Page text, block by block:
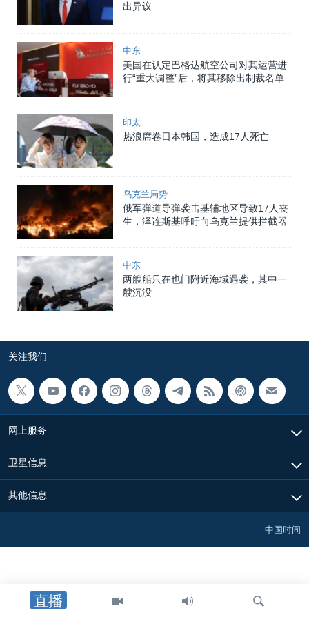
直播
出异议
中东
美国在认定巴格达航空公司对其运营进
行“重大调整”后，将其移除出制裁名单
印太
热浪席卷日本韩国，造成17人死亡
乌克兰局势
俄军弹道导弹袭击基辅地区导致17人丧
生，泽连斯基呼吁向乌克兰提供拦截器
中东
两艘船只在也门附近海域遇袭，其中一
艘沉没
关注我们
网上服务
卫星信息
其他信息
中国时间